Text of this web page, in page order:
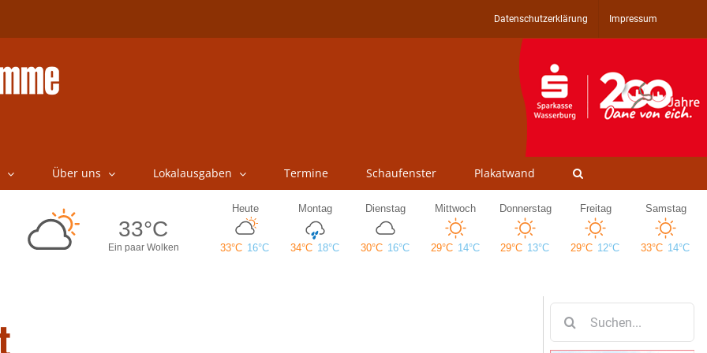
Datenschutzerklärung Impressum
Über uns Lokalausgaben Termine Schaufenster Plakatwand
nach: